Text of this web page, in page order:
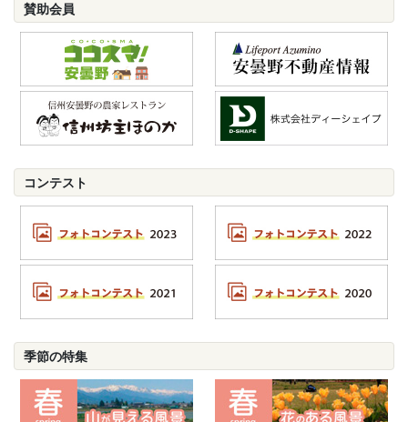
賛助会員
コンテスト
季節の特集